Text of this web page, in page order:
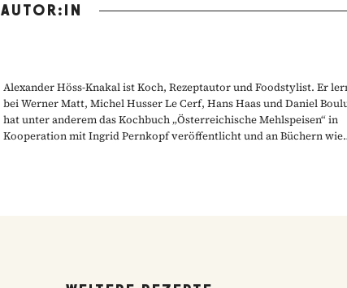
AUTOR:IN
Alexander Höss-Knakal ist Koch, Rezeptautor und Foodstylist. Er
bei Werner Matt, Michel Husser Le Cerf, Hans Haas und Daniel
hat unter anderem das Kochbuch „Österreichische Mehlspeisen“ in
Kooperation mit Ingrid Pernkopf veröffentlicht und an Büchern wie